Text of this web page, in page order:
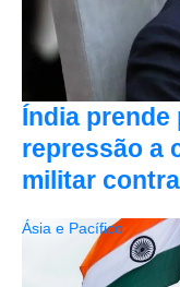
Índia prende
repressão a
militar
Ásia e Pacífico